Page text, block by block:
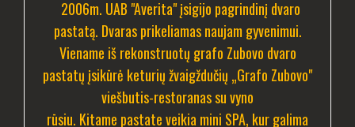
2006m. UAB "Averita" įsigijo pagrindinį dvaro
pastatą. Dvaras prikeliamas naujam gyvenimui.
Viename iš rekonstruotų grafo Zubovo dvaro
pastatų įsikūrė keturių žvaigždučių „Grafo Zubovo"
viešbutis-restoranas su vyno
rūsiu. Kitame pastate veikia mini SPA, kur galima